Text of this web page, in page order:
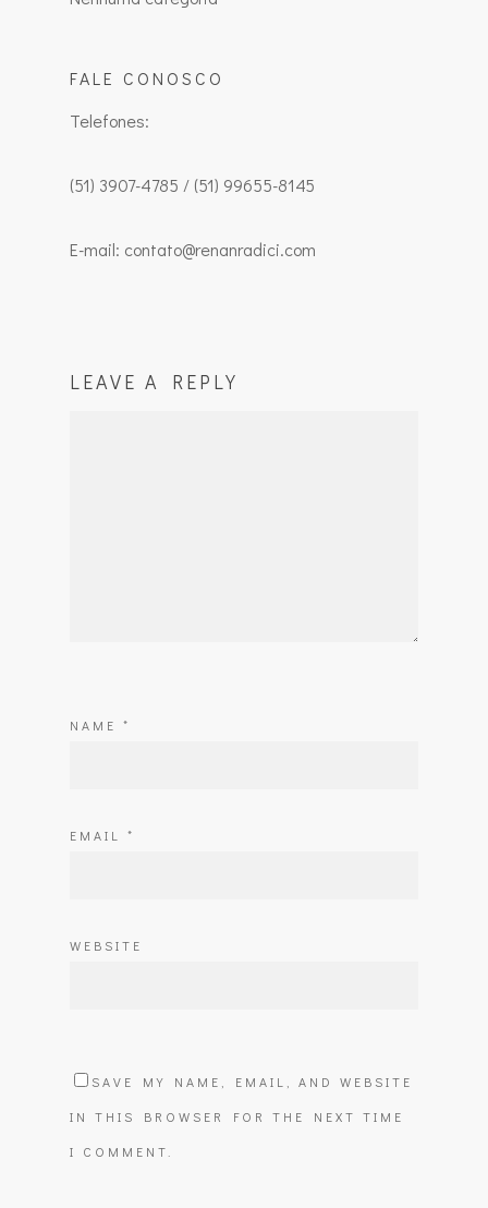
FALE CONOSCO
Telefones:
(51) 3907-4785 / (51) 99655-8145
E-mail: contato@renanradici.com
LEAVE A REPLY
NAME *
EMAIL *
WEBSITE
SAVE MY NAME, EMAIL, AND WEBSITE
IN THIS BROWSER FOR THE NEXT TIME
I COMMENT.